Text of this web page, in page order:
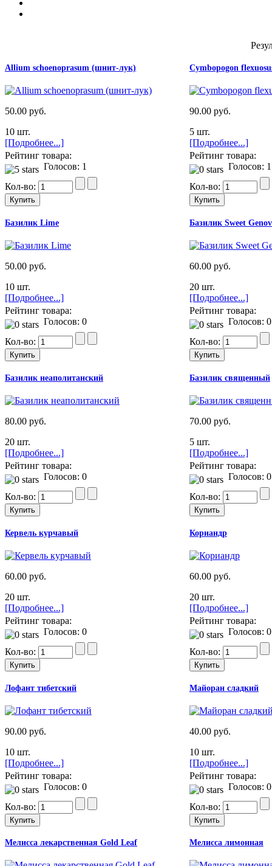
Allium schoenoprasum (шнит-лук)
50.00 руб.
10 шт.
[Подробнее...]
Рейтинг товара:
Голосов: 1
Кол-во:
Cymbopogon
90.00 руб.
5 шт.
[Подробнее...]
Рейтинг товара:
Голосов: 1
Кол-во:
Базилик Lime
50.00 руб.
10 шт.
[Подробнее...]
Рейтинг товара:
Голосов: 0
Кол-во:
Базилик Sweet
60.00 руб.
20 шт.
[Подробнее...]
Рейтинг товара:
Голосов: 0
Кол-во:
Базилик неаполитанский
80.00 руб.
20 шт.
[Подробнее...]
Рейтинг товара:
Голосов: 0
Кол-во:
Базилик священный
70.00 руб.
5 шт.
[Подробнее...]
Рейтинг товара:
Голосов: 0
Кол-во:
Кервель курчавый
60.00 руб.
20 шт.
[Подробнее...]
Рейтинг товара:
Голосов: 0
Кол-во:
Кориандр
60.00 руб.
20 шт.
[Подробнее...]
Рейтинг товара:
Голосов: 0
Кол-во:
Лофант тибетский
90.00 руб.
10 шт.
[Подробнее...]
Рейтинг товара:
Голосов: 0
Кол-во:
Майоран сладкий
40.00 руб.
10 шт.
[Подробнее...]
Рейтинг товара:
Голосов: 0
Кол-во:
Мелисса лекарственная Gold Leaf Мелисса лимонная